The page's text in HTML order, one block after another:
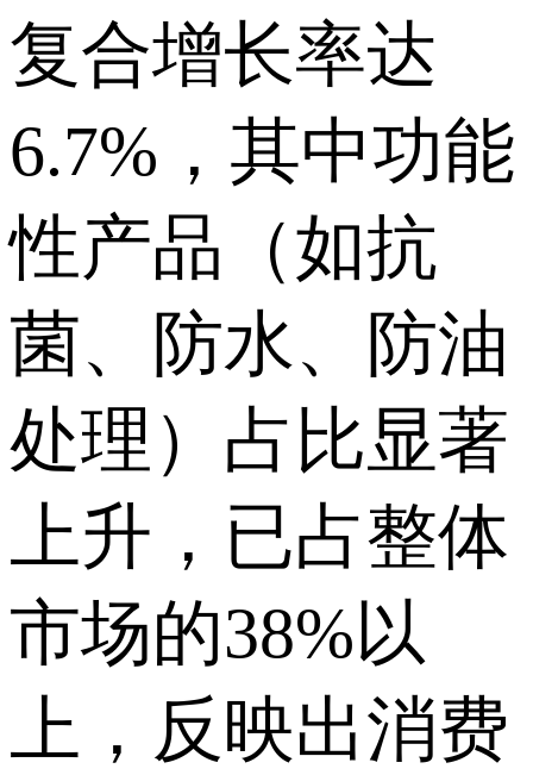
复合增长率达
6.7%，其中功能
性产品（如抗
菌、防水、防油
处理）占比显著
上升，已占整体
市场的38%以
上，反映出消费